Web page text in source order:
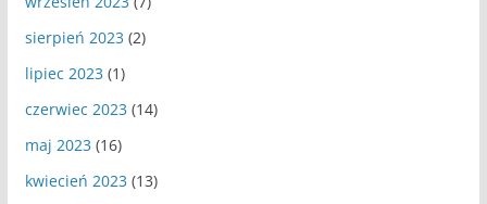
sierpień 2023 (2)
lipiec 2023 (1)
czerwiec 2023 (14)
maj 2023 (16)
kwiecień 2023 (13)